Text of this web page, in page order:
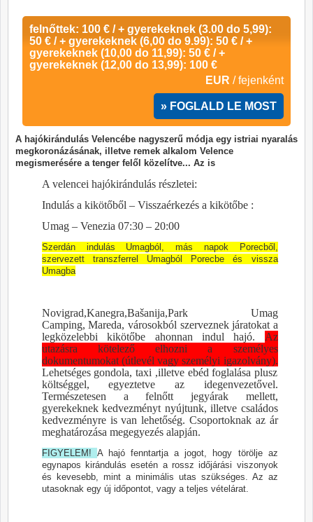
felnőttek: 100 € / + gyerekeknek (3.00 do 5,99):
50 € / + gyerekeknek (6,00 do 9.99): 50 € / +
gyerekeknek (10,00 do 11,99): 50 € / +
gyerekeknek (12,00 do 13,99): 100 €
EUR / fejenként
» FOGLALD LE MOST
A hajókirándulás Velencébe nagyszerű módja egy istriai nyaralás
megkoronázásának, illetve remek alkalom Velence
megismerésére a tenger felől közelítve... Az is
A velencei hajókirándulás részletei:
Indulás a kikötőből – Visszaérkezés a kikötőbe :
Umag – Venezia 07:30 – 20:00
Szerdán indulás Umagból, más napok Porecből,
szervezett transzferrel Umagból Porecbe és vissza
Umagba
Novigrad,Kanegra,Bašanija,Park Umag
Camping, Mareda, városokból szerveznek járatokat a
legközelebbi kikötőbe ahonnan indul hajó.
Az
utazásra kötelező elhozni a személyes
dokumentumokat (útlevél vagy személyi igazolvány).
Lehetséges gondola, taxi ,illetve ebéd foglalása plusz
költséggel, egyeztetve az idegenvezetővel.
Természetesen a felnőtt jegyárak mellett,
gyerekeknek kedvezményt nyújtunk, illetve családos
kedvezményre is van lehetőség. Csoportoknak az ár
meghatározása megegyezés alapján.
FIGYELEM! A hajó fenntartja a jogot, hogy törölje az
egynapos kirándulás esetén a rossz időjárási viszonyok
és kevesebb, mint a minimális utas szükséges. Az az
utasoknak egy új időpontot, vagy a teljes vételárat.